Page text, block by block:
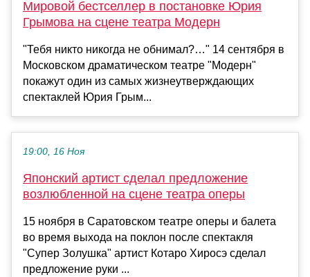
Мировой бестселлер в постановке Юрия
Грымова на сцене театра Модерн
"Тебя никто никогда не обнимал?…" 14 сентября в
Московском драматическом театре "Модерн"
покажут один из самых жизнеутверждающих
спектаклей Юрия Грым...
19:00, 16 Ноя
Японский артист сделал предложение
возлюбленной на сцене театра оперы
15 ноября в Саратовском театре оперы и балета
во время выхода на поклон после спектакля
"Супер Золушка" артист Котаро Хиросэ сделал
предложение руки ...